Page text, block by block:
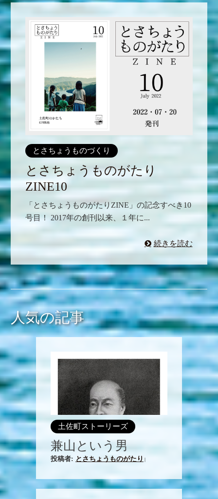
とさちょうものづくり
とさちょうものがたり
ZINE10
「とさちょうものがたりZINE」の記念すべき10
号目！ 2017年の創刊以来、１年に...
続きを読む
人気の記事
土佐町ストーリーズ
兼山という男
投稿者: とさちょうものがたり